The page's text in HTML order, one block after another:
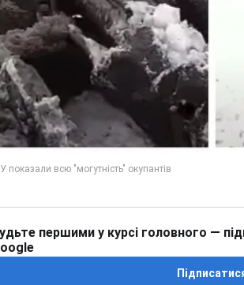
першими у курсі головного —